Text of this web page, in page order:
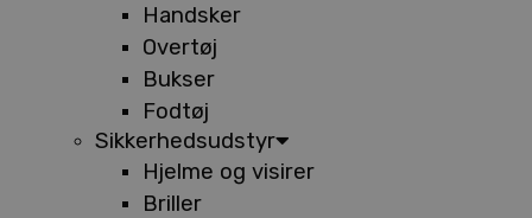
Handsker
Overtøj
Bukser
Fodtøj
Sikkerhedsudstyr
Hjelme og visirer
Briller